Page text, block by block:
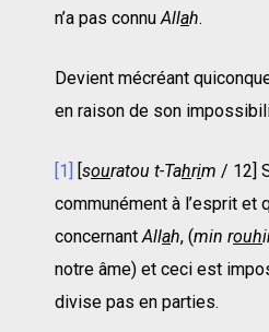
n’a pas connuAllah.
Devient mécréant
en raison de son
[1] [souratou t-Tahrim / 12]
communément à l’esprit et
concernantAllah, (min rouh
notre âme) et ceci est
divise pas en parties.